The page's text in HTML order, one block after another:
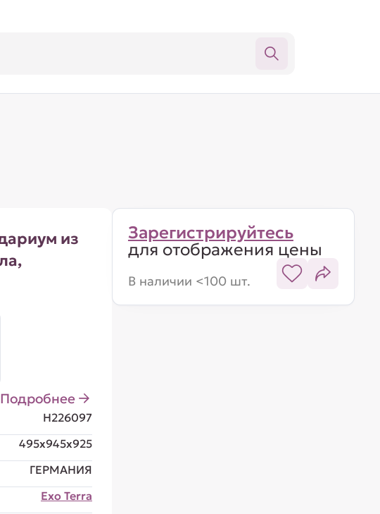
из
Подробнее
H226097
495x945x925
ГЕРМАНИЯ
Exo Terra
Зарегистрируйтесь
для отображения цены
В наличии <100 шт.